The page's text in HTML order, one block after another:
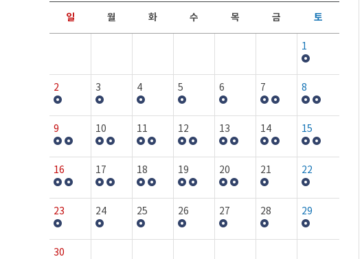
현장실습/IPP사업단
커뮤니티
보도자료
행사갤러리
일 월 화 수 목 금 토
1
2 3 4 5 6 7 8
9 10 11 12 13 14 15
16 17 18 19 20 21 22
23 24 25 26 27 28 29
30